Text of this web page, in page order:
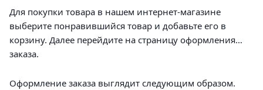
Для покупки товара в нашем интернет-магазине
выберите понравившийся товар и добавьте его в
корзину. Далее перейдите на страницу оформления
заказа.
Оформление заказа выглядит следующим образом.